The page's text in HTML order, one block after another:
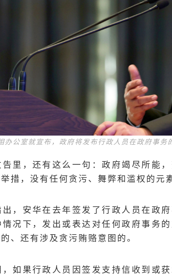
公室就宣布，政府将发布行政人员在政府事务
里，还有这么一句：政府竭尽所能
措，没有任何贪污、舞弊和滥权的元素
，安华在去年签发了行政人员在政
况下，发出或表达对任何政府事务
、还有涉及贪污贿赂意图的。
如果行政人员因签发支持信收到或